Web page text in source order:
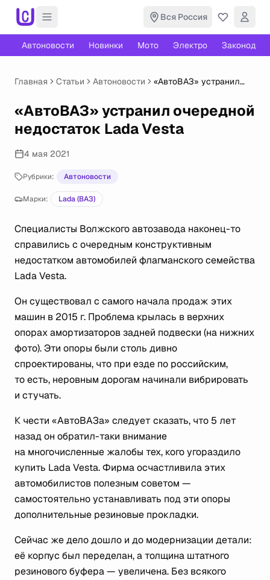
Вся Россия
Автоновости Новинки Мото Электро
Главная Статьи Автоновости
«АвтоВАЗ» устранил
Lada Vesta
«АвтоВАЗ» устранил очередной
недостаток Lada Vesta
4 мая 2021
Рубрики: Автоновости
Марки: Lada (ВАЗ)
Специалисты Волжского автозавода наконец-то
справились с очередным конструктивным
недостатком автомобилей флагманского семейства
Lada Vesta.
Он существовал с самого начала продаж этих
машин в 2015 г. Проблема крылась в верхних
опорах амортизаторов задней подвески (на нижних
фото). Эти опоры были столь дивно
спроектированы, что при езде по российским,
то есть, неровным дорогам начинали вибрировать
и стучать.
К чести «АвтоВАЗа» следует сказать, что 5 лет
назад он обратил-таки внимание
на многочисленные жалобы тех, кого угораздило
купить Lada Vesta. Фирма осчастливила этих
автомобилистов полезным советом —
самостоятельно устанавливать под эти опоры
дополнительные резиновые прокладки.
Сейчас же дело дошло и до модернизации детали:
её корпус был переделан, а толщина штатного
резинового буфера — увеличена. Без всякого